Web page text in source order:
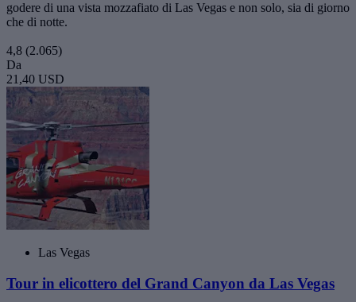
godere di una vista mozzafiato di Las Vegas e non solo, sia di giorno
che di notte.
4,8 (2.065)
Da
21,40 USD
Las Vegas
Tour in elicottero del Grand Canyon da Las Vegas